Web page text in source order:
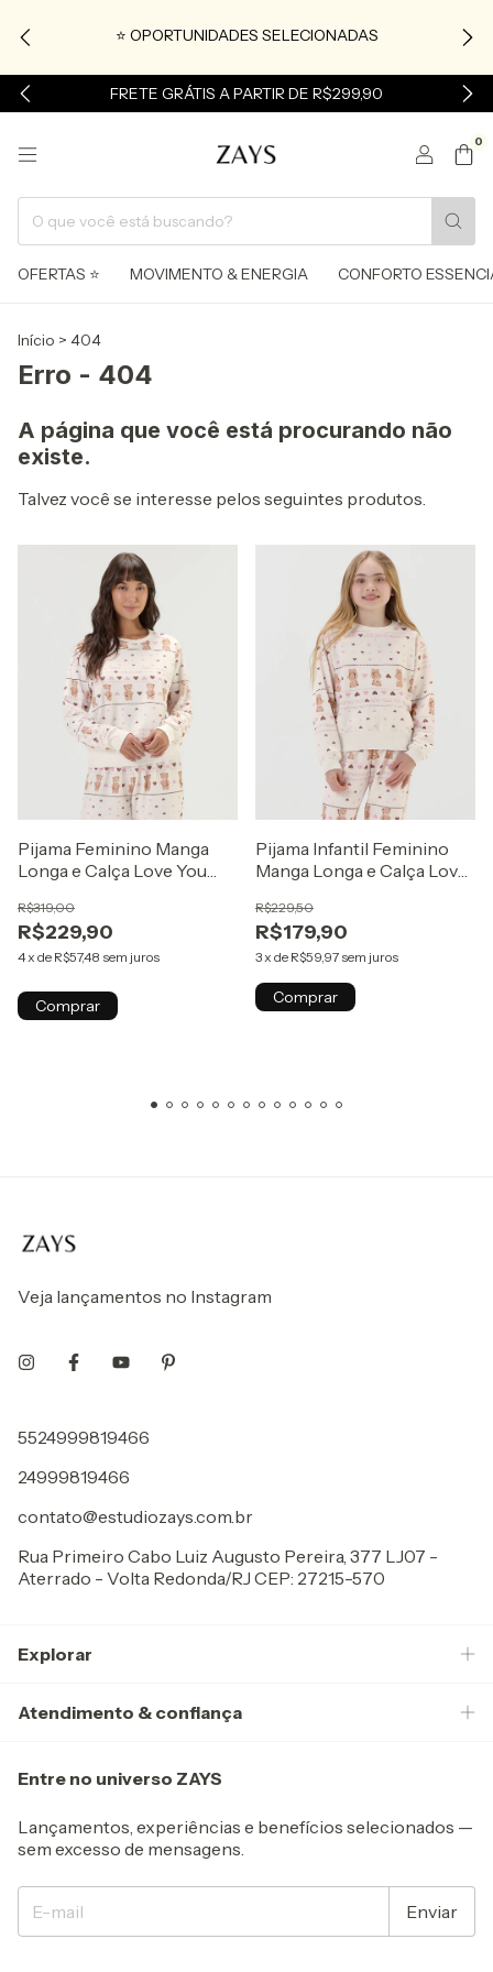
⭐ OPORTUNIDADES SELECIONADAS
FRETE GRÁTIS A PARTIR DE R$299,90
0
OFERTAS ⭐ MOVIMENTO & ENERGIA CONFORTO
Início > 404
Erro - 404
A página que você está procurando não
existe.
Talvez você se interesse pelos seguintes produtos.
Pijama Feminino Manga
Longa e Calça Love You
R$229,90
R$319,00
4x de R$57,48 sem juros
Comprar
Pijama Infantil Feminino
Manga Longa e Calça Love
R$179,90
R$229,50
3x de R$59,97 sem juros
Comprar
Veja lançamentos no Instagram
5524999819466
24999819466
contato@estudiozays.com.br
Rua Primeiro Cabo Luiz Augusto Pereira, 377 LJ07 -
Aterrado - Volta Redonda/RJ CEP: 27215-570
Explorar
Atendimento & confiança
Entre no universo ZAYS
Lançamentos, experiências e benefícios selecionados —
sem excesso de mensagens.